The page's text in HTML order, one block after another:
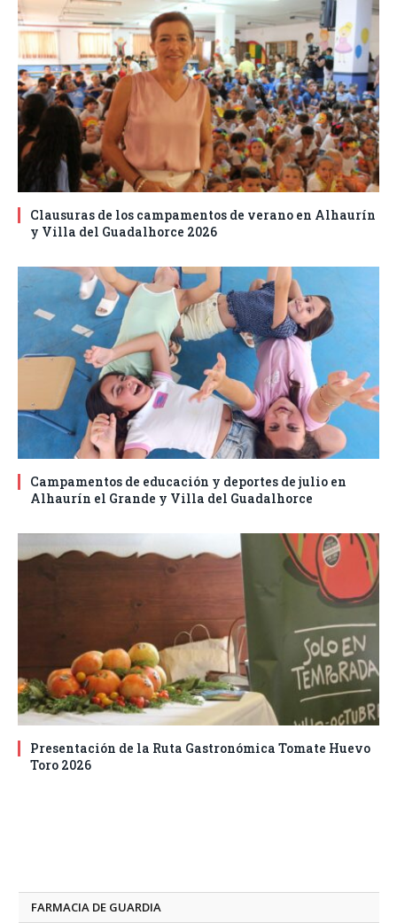
Clausuras de los campamentos de verano en Alhaurín
y Villa del Guadalhorce 2026
Campamentos de educación y deportes de julio en
Alhaurín el Grande y Villa del Guadalhorce
Presentación de la Ruta Gastronómica Tomate Huevo
Toro 2026
FARMACIA DE GUARDIA